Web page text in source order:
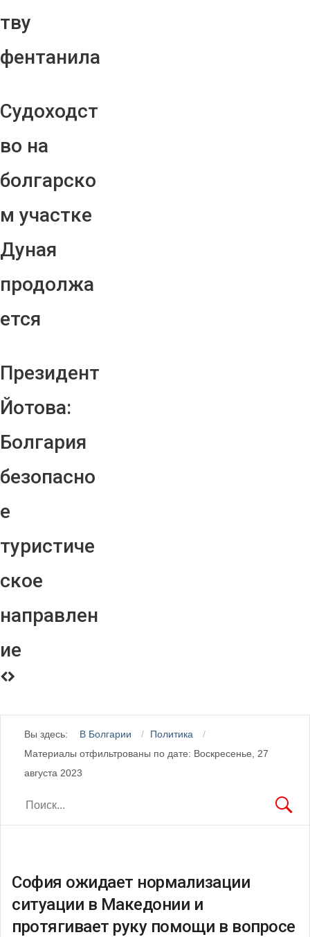
тву
фентанила
Судоходст
во на
болгарско
м участке
Дуная
продолжа
ется
Президент
Йотова:
Болгария
безопасно
е
туристиче
ское
направлен
ие
Вы здесь: В Болгарии
Политика
Материалы отфильтрованы по дате: Воскресенье, 27
августа 2023
София ожидает нормализации
ситуации в Македонии и
протягивает руку помощи в вопросе